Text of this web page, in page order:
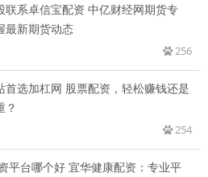
联系卓信宝配资 中亿财经网期货专
最新期货动态
256
首选加杠网 股票配资，轻松赚钱还是
？
254
平台哪个好 宜华健康配资：专业平